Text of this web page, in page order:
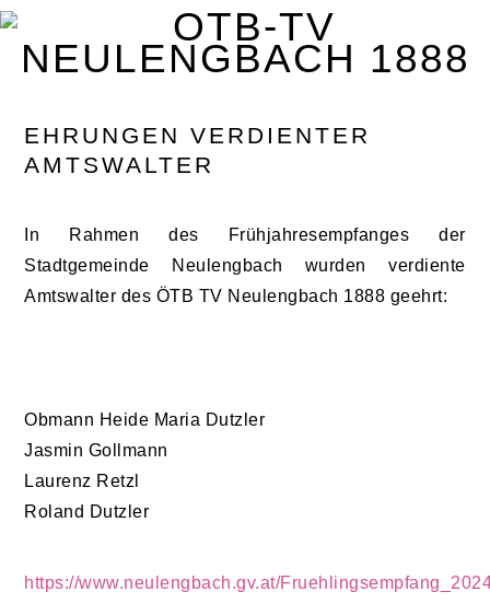
Zur
Hauptnavigation
springen
Zum
Inhalt
springen
Zur
Seitenspalte
springen
Zur
Fußzeile
springen
EHRUNGEN VERDIENTER
AMTSWALTER
In Rahmen des Frühjahresempfanges der
Stadtgemeinde Neulengbach wurden verdiente
Amtswalter des ÖTB TV Neulengbach 1888 geehrt:
Obmann Heide Maria Dutzler
Jasmin Gollmann
Laurenz Retzl
Roland Dutzler
https://www.neulengbach.gv.at/